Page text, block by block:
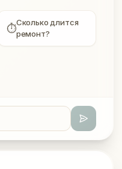
⏱Сколько длится
ремонт?